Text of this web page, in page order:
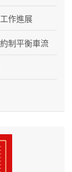
作進展
制平衡車流